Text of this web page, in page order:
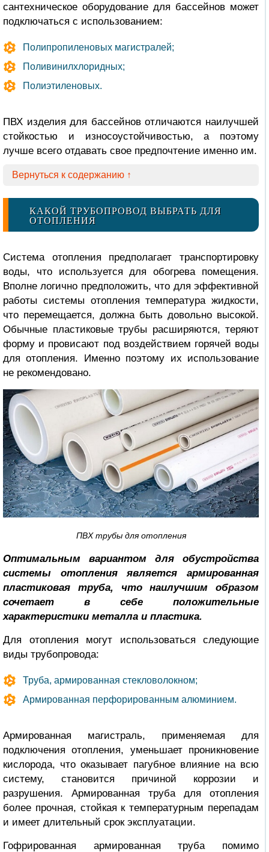
сантехническое оборудование для бассейнов может
подключаться с использованием:
Полипропиленовых магистралей;
Поливинилхлоридных;
Полиэтиленовых.
ПВХ изделия для бассейнов отличаются наилучшей
стойкостью и износоустойчивостью, а поэтому
лучше всего отдавать свое предпочтение именно им.
Вернуться к содержанию ↑
КАКОЙ ТРУБОПРОВОД ВЫБРАТЬ ДЛЯ
ОТОПЛЕНИЯ
Система отопления предполагает транспортировку
воды, что используется для обогрева помещения.
Вполне логично предположить, что для эффективной
работы системы отопления температура жидкости,
что перемещается, должна быть довольно высокой.
Обычные пластиковые трубы расширяются, теряют
форму и провисают под воздействием горячей воды
для отопления. Именно поэтому их использование
не рекомендовано.
ПВХ трубы для отопления
Оптимальным вариантом для обустройства
системы отопления является армированная
пластиковая труба, что наилучшим образом
сочетает в себе положительные
характеристики металла и пластика.
Для отопления могут использоваться следующие
виды трубопровода:
Труба, армированная стекловолокном;
Армированная перфорированным алюминием.
Армированная магистраль, применяемая для
подключения отопления, уменьшает проникновение
кислорода, что оказывает пагубное влияние на всю
систему, становится причиной коррозии и
разрушения. Армированная труба для отопления
более прочная, стойкая к температурным перепадам
и имеет длительный срок эксплуатации.
Гофрированная армированная труба помимо